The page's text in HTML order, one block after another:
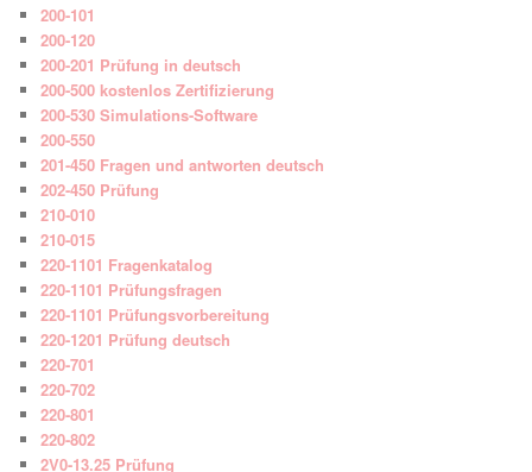
200-101
200-120
200-201 Prüfung in deutsch
200-500 kostenlos Zertifizierung
200-530 Simulations-Software
200-550
201-450 Fragen und antworten deutsch
202-450 Prüfung
210-010
210-015
220-1101 Fragenkatalog
220-1101 Prüfungsfragen
220-1101 Prüfungsvorbereitung
220-1201 Prüfung deutsch
220-701
220-702
220-801
220-802
2V0-13.25 Prüfung